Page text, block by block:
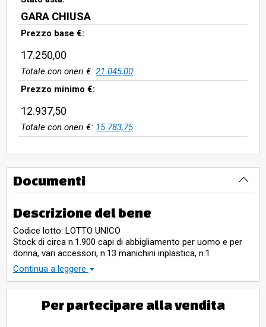
GARA CHIUSA
Prezzo base €:
17.250,00
Totale con oneri €: 21.045,00
Prezzo minimo €:
12.937,50
Totale con oneri €: 15.783,75
Documenti
Descrizione del bene
Codice lotto: LOTTO UNICO
Stock di circa n.1.900 capi di abbigliamento per uomo e per
donna, vari accessori, n.13 manichini inplastica, n.1
aspirapolvere, n.2 telefoni, n.3 registratori di cassa, n.1 bidone
in latta, n.1 calcolatrice, analiticamente descritti
nell’inventario, acquistati nuovi al valore di acquisto di circa
euro 70.000,00.
Continua a leggere
Per partecipare alla vendita